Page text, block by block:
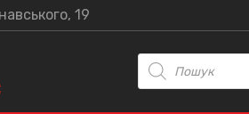
19
Пошук
товарів